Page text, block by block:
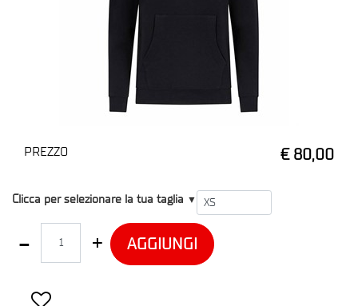
PREZZO € 80,00
T1
Clicca per selezionare la tua taglia ▼
AGGIUNGI